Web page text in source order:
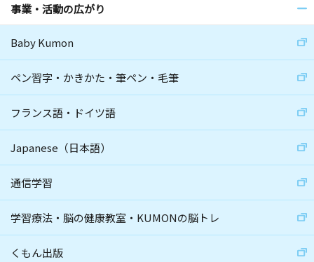
事業・活動の広がり
Baby Kumon
ペン習字・かきかた・筆ペン・毛筆
フランス語・ドイツ語
Japanese（日本語）
通信学習
学習療法・脳の健康教室・KUMONの脳トレ
くもん出版